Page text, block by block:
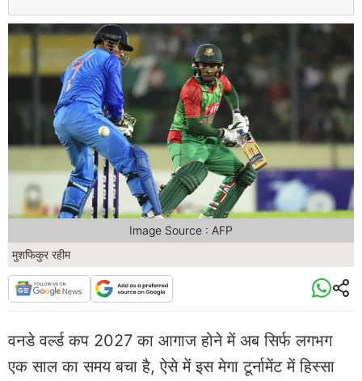
मुशफिकुर रहीम
Image Source : AFP
वनडे वर्ल्ड कप 2027 का आगाज होने में अब सिर्फ लगभग
एक साल का समय बचा है, ऐसे में इस मेगा टूर्नामेंट में हिस्सा